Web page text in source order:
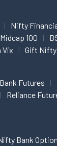
Nifty
100
Vix Gift Nifty
Futures
Reliance
Bank